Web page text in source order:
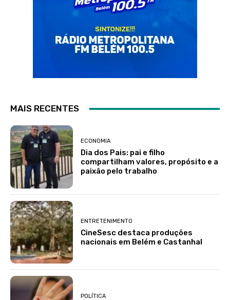
MAIS RECENTES
ECONOMIA
Dia dos Pais: pai e filho
compartilham valores, propósito e a
paixão pelo trabalho
ENTRETENIMENTO
CineSesc destaca produções
nacionais em Belém e Castanhal
POLÍTICA